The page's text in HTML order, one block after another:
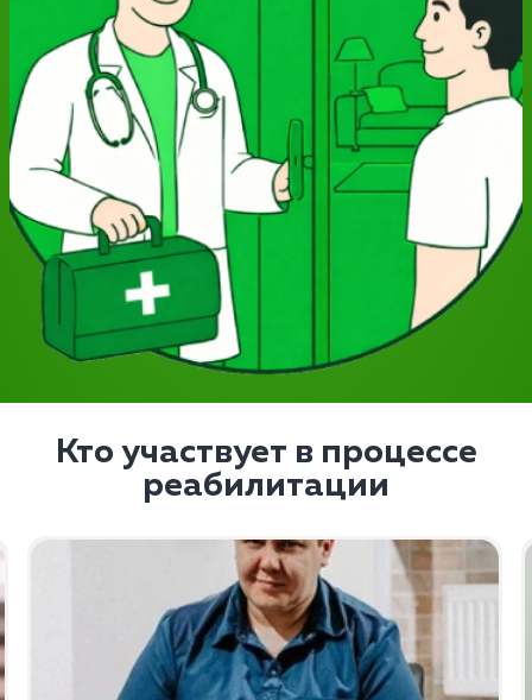
Кто участвует в процессе
реабилитации